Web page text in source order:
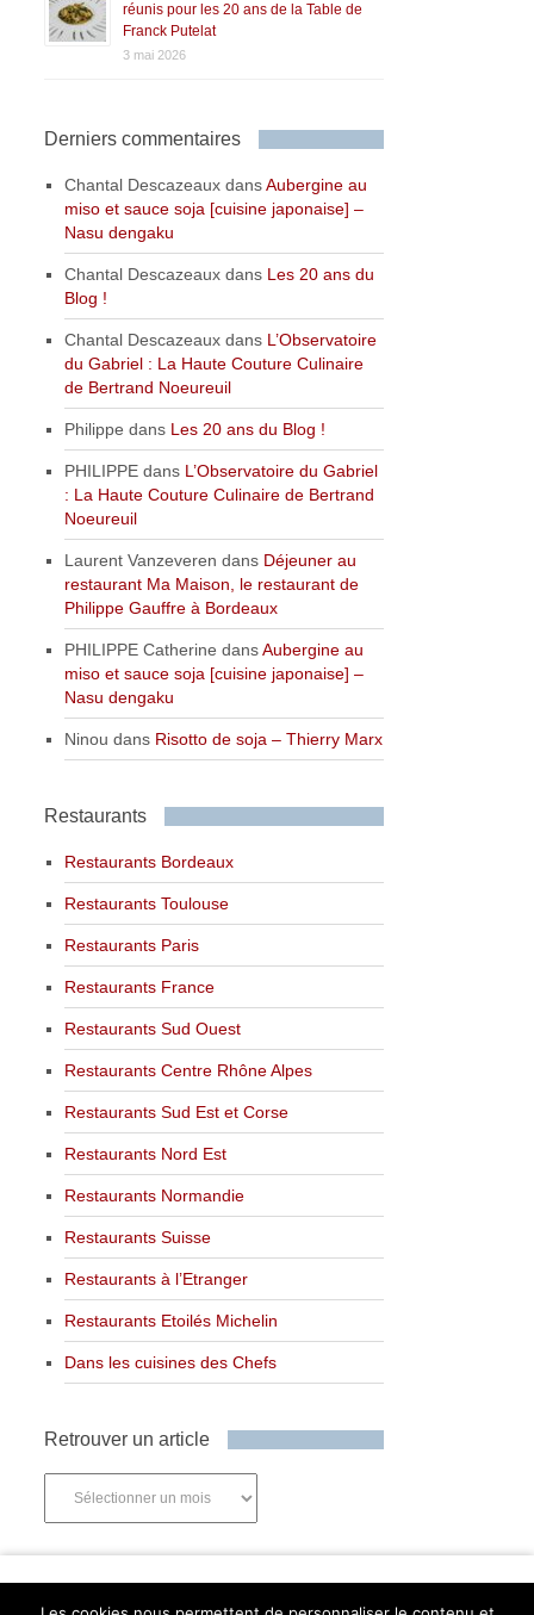
réunis pour les 20 ans de la Table de
Franck Putelat
3 mai 2026
Derniers commentaires
Chantal Descazeaux dansAubergine au
miso et sauce soja [cuisine japonaise] –
Nasu dengaku
Chantal Descazeaux dans Les 20 ans du
Blog !
Chantal Descazeaux dans L’Observatoire
du Gabriel : La Haute Couture Culinaire
de Bertrand Noeureuil
Philippe dans Les 20 ans du Blog !
PHILIPPE dans L’Observatoire du Gabriel
: La Haute Couture Culinaire de Bertrand
Noeureuil
Laurent Vanzeveren dans Déjeuner au
restaurant Ma Maison, le restaurant de
Philippe Gauffre à Bordeaux
PHILIPPE Catherine dansAubergine au
miso et sauce soja [cuisine japonaise] –
Nasu dengaku
Ninou dans Risotto de soja – Thierry Marx
Restaurants
Restaurants Bordeaux
Restaurants Toulouse
Restaurants Paris
Restaurants France
Restaurants Sud Ouest
Restaurants Centre Rhône Alpes
Restaurants Sud Est et Corse
Restaurants Nord Est
Restaurants Normandie
Restaurants Suisse
Restaurants à l’Etranger
Restaurants Etoilés Michelin
Dans les cuisines des Chefs
Retrouver un article